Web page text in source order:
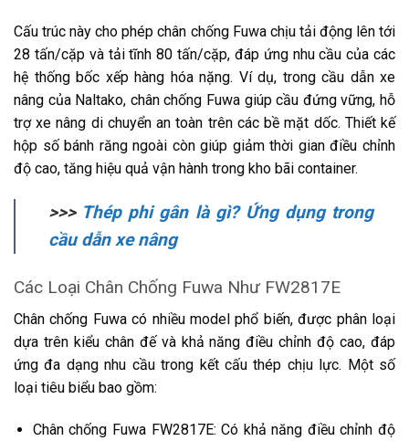
Cấu trúc này cho phép chân chống Fuwa chịu tải động lên tới
28 tấn/cặp và tải tĩnh 80 tấn/cặp, đáp ứng nhu cầu của các
hệ thống bốc xếp hàng hóa nặng. Ví dụ, trong cầu dẫn xe
nâng của Naltako, chân chống Fuwa giúp cầu đứng vững, hỗ
trợ xe nâng di chuyển an toàn trên các bề mặt dốc. Thiết kế
hộp số bánh răng ngoài còn giúp giảm thời gian điều chỉnh
độ cao, tăng hiệu quả vận hành trong kho bãi container.
>>> Thép phi gân là gì? Ứng dụng trong
cầu dẫn xe nâng
Các Loại Chân Chống Fuwa Như FW2817E
Chân chống Fuwa có nhiều model phổ biến, được phân loại
dựa trên kiểu chân đế và khả năng điều chỉnh độ cao, đáp
ứng đa dạng nhu cầu trong kết cấu thép chịu lực. Một số
loại tiêu biểu bao gồm:
Chân chống Fuwa FW2817E: Có khả năng điều chỉnh độ